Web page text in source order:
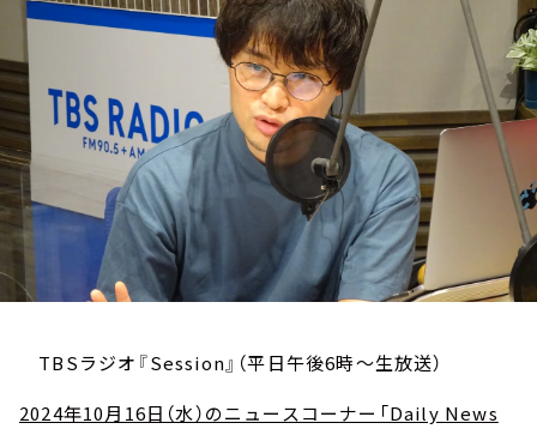
TBSラジオ『Session』（平日午後6時～生放送）
2024年10月16日（水）のニュースコーナー「Daily News